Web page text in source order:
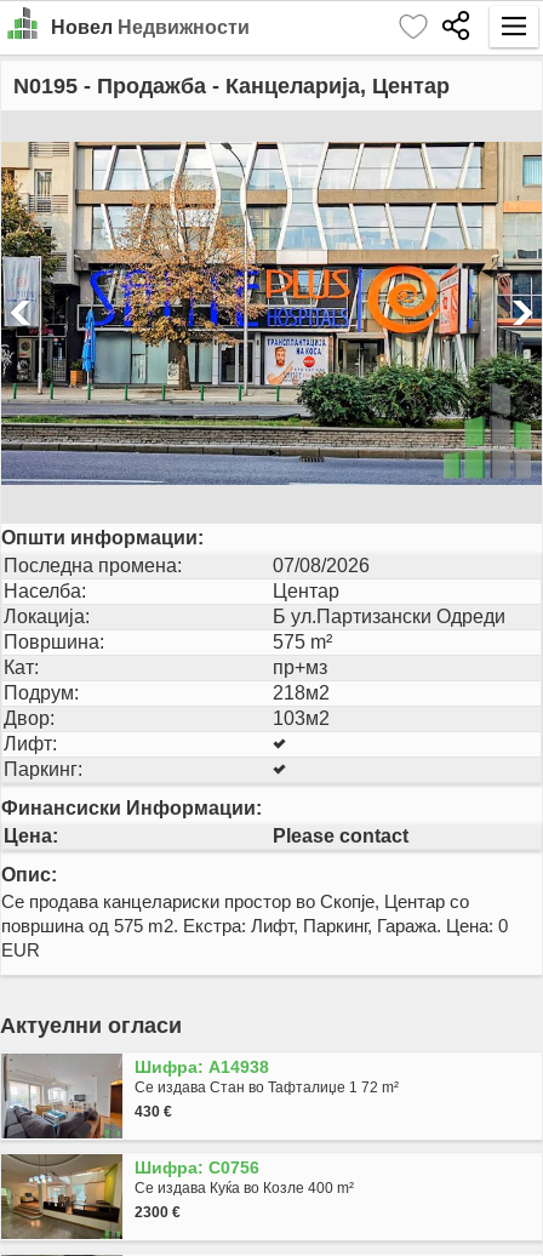
Новел Недвижности
Почетна
Издавање
Продажба
За Нас
Контакт
Најава
MK
EN
GO!
N0195 - Продажба - Канцеларија, Центар
Општи информации:
Последна промена:
07/08/2026
Населба:
Центар
Локација:
Б ул.Партизански Одреди
Површина:
575 m²
Кат:
пр+мз
Подрум:
218м2
Двор:
103м2
Лифт:
Паркинг:
Финансиски Информации:
Цена:
Please contact
Опис:
Се продава канцелариски простор во Скопје, Центар со
површина од 575 m2. Екстра: Лифт, Паркинг, Гаража. Цена: 0
EUR
Актуелни огласи
Шифра: A14938
Се издава Стан во Тафталиџе 1 72 m²
430 €
Шифра: C0756
Се издава Куќа во Козле 400 m²
2300 €